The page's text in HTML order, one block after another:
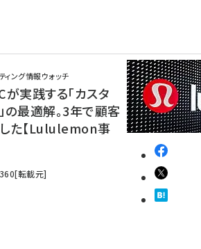
ィング情報ウォッチ
実践する「カスタ
最適解。3年で顧客
た【Lululemon事
[転載元]